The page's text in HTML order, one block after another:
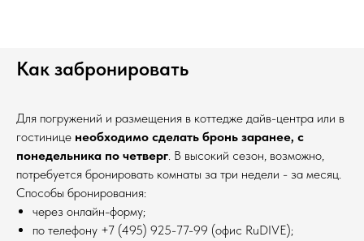
Как забронировать
Для погружений и размещения в коттедже дайв-центра или в
гостинице необходимо сделать бронь заранее, с
понедельника по четверг. В высокий сезон, возможно,
потребуется бронировать комнаты за три недели - за месяц.
Способы бронирования:
через онлайн-форму;
по телефону +7 (495) 925-77-99 (офис RuDIVE);